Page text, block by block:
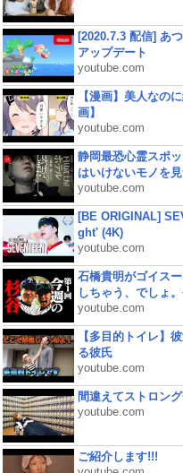
[2020.7.3 配信] あ
アップデート
youtube.com
【漫画】美人なの
画】
youtube.com
静岡最恐心霊スポ
はいけないモノを
youtube.com
[BE ORIGINAL]
ght' (4K)
youtube.com
石橋貴明がゴイス
しちゃう、でしょ
youtube.com
【多目的トイレ】
る彼氏
youtube.com
間違えてストロン
youtube.com
ご紹介します!!!